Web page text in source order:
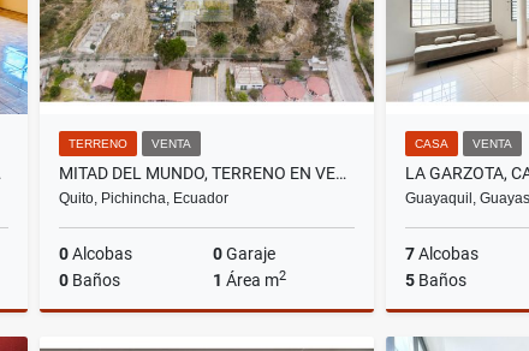
TERRENO VENTA
MITAD DEL MUNDO, TERRENO EN VENTA, 6556M2
Quito, Pichincha, Ecuador
0Alcobas 0Garaje
0 Baños 1 Área m2
Venta
CASA VENTA
Guayaquil,
7Alcobas
5 Baños